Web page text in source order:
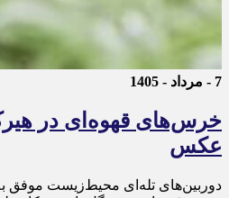
7 - مرداد - 1405
خرس‌های قهوه‌ای در
عکس
دوربین‌های تله‌ای محیط‌زیست موفق